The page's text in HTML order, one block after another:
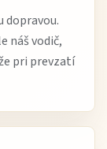
dopravou.
náš vodič,
pri prevzatí